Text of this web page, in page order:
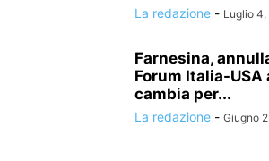
La redazione - Luglio
Farnesina,
Forum Italia-USA
cambia per...
La redazione - Giugno